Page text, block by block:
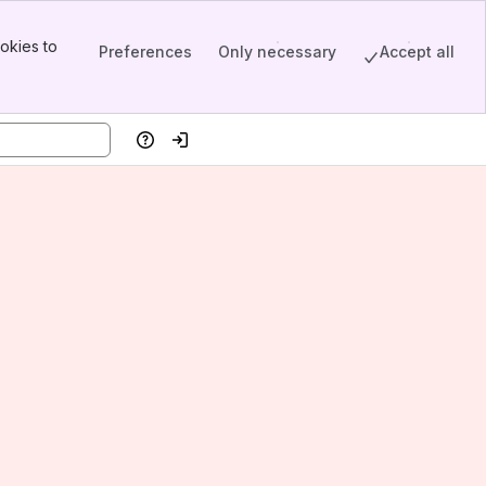
to
Preferences Only necessary Accept all
HelpLog in